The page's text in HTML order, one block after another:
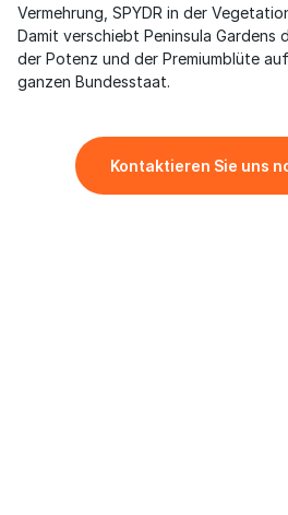
Vermehrung, SPYDR in der
Damit verschiebt Peninsula Gardens
der Potenz und der Premiumblüte
ganzen Bundesstaat.
Kontaktieren Sie uns